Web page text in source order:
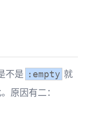
不是 :empty 就
原因有二：